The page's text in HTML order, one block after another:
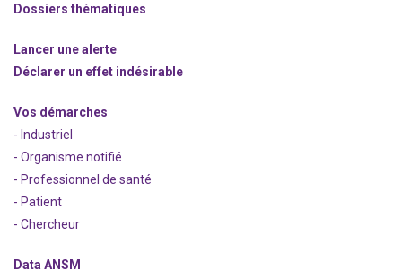
Dossiers thématiques
Lancer une alerte
Déclarer un effet indésirable
Vos démarches
- Industriel
- Organisme notifié
- Professionnel de santé
- Patient
- Chercheur
Data ANSM